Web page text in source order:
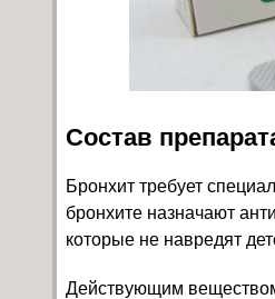
Состав
Бронхит требует
бронхите назначают
которые не навредят
Действующим